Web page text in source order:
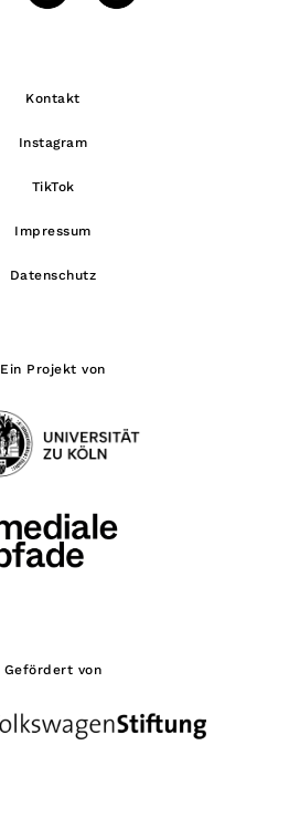
Kontakt
Instagram
TikTok
Impressum
Datenschutz
Ein Projekt von
Gefördert von